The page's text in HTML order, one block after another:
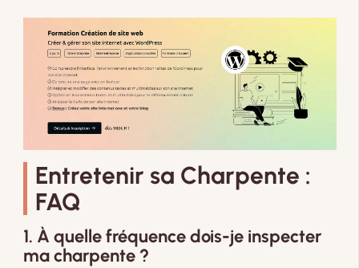
Entretenir sa Charpente :
FAQ
1. À quelle fréquence dois-je inspecter
ma charpente ?